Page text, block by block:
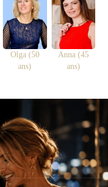
Olga (50
ans)
Anna (45
ans)